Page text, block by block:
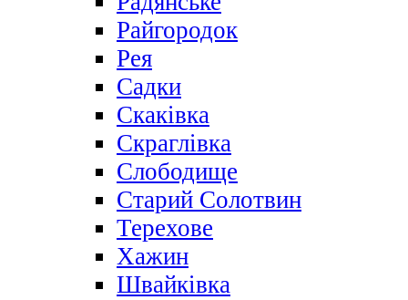
Райгородок
Рея
Садки
Скаківка
Скраглівка
Слободище
Старий Солотвин
Терехове
Хажин
Швайківка